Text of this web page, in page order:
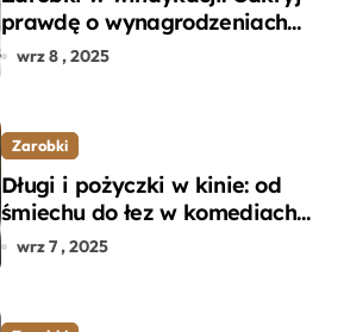
prawdę o wynagrodzeniach
specjalistów w branży
wrz 8 , 2025
Zarobki
Długi i pożyczki w kinie: od
śmiechu do łez w komediach i
dramatach
wrz 7 , 2025